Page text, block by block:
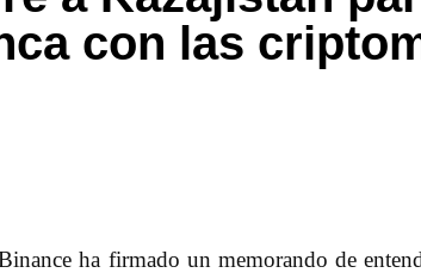
con las
ha firmado un memorando de